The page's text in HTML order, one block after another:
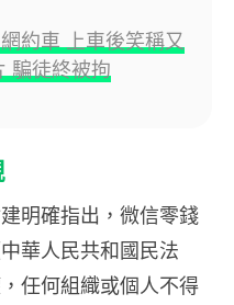
約車 上車後笑稱又
騙徒終被拘
明確指出，微信零錢
華人民共和國民法
任何組織或個人不得